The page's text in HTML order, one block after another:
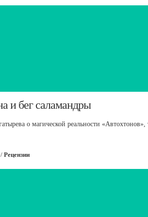
и бег саламандры
о магической реальности
Рецензии